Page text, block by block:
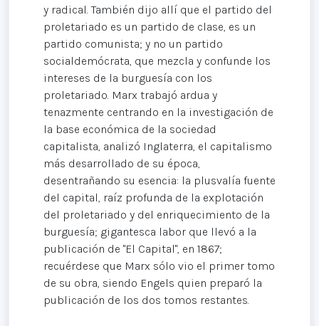
y radical. También dijo allí que el partido del
proletariado es un partido de clase, es un
partido comunista; y no un partido
socialdemócrata, que mezcla y confunde los
intereses de la burguesía con los
proletariado. Marx trabajó ardua y
tenazmente centrando en la investigación de
la base económica de la sociedad
capitalista, analizó Inglaterra, el capitalismo
más desarrollado de su época,
desentrañando su esencia: la plusvalía fuente
del capital, raíz profunda de la explotación
del proletariado y del enriquecimiento de la
burguesía; gigantesca labor que llevó a la
publicación de "El Capital", en 1867;
recuérdese que Marx sólo vio el primer tomo
de su obra, siendo Engels quien preparó la
publicación de los dos tomos restantes.